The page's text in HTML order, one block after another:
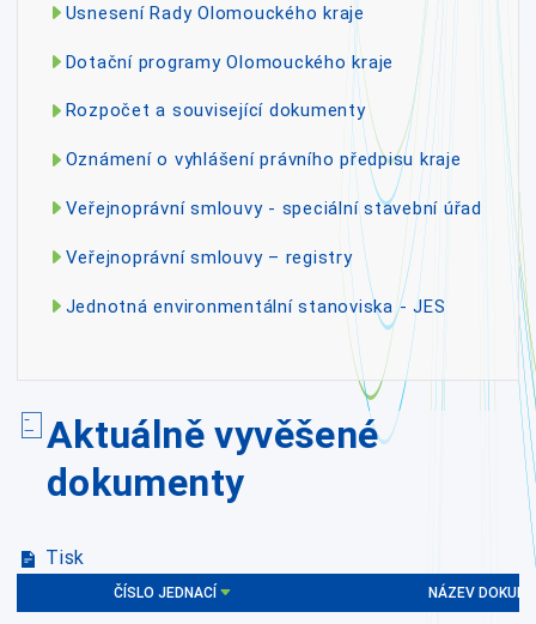
Usnesení Rady Olomouckého kraje
Dotační programy Olomouckého kraje
Rozpočet a související dokumenty
Oznámení o vyhlášení právního předpisu kraje
Veřejnoprávní smlouvy - speciální stavební úřad
Veřejnoprávní smlouvy – registry
Jednotná environmentální stanoviska - JES
Aktuálně vyvěšené
dokumenty
Tisk
ČÍSLO JEDNACÍ NÁZEV